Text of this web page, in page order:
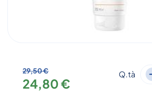
29,50 €
24,80 €
Q.tà